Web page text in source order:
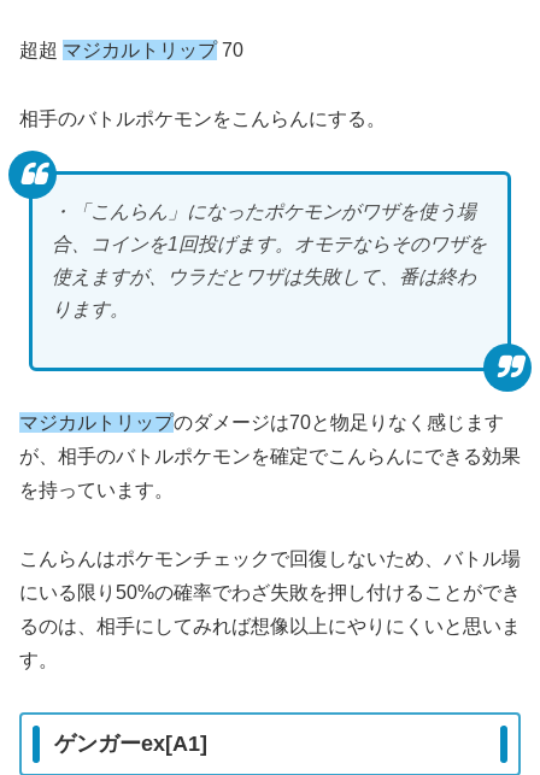
超超 マジカルトリップ70
相手のバトルポケモンをこんらんにする。
・「こんらん」になったポケモンがワザを使う場
合、コインを1回投げます。オモテならそのワザを
使えますが、ウラだとワザは失敗して、番は終わ
ります。
マジカルトリップのダメージは70と物足りなく感じます
が、相手のバトルポケモンを確定でこんらんにできる効果
を持っています。
こんらんはポケモンチェックで回復しないため、バトル場
にいる限り50%の確率でわざ失敗を押し付けることができ
るのは、相手にしてみれば想像以上にやりにくいと思いま
す。
ゲンガーex[A1]